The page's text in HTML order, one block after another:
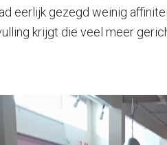
eerlijk gezegd weinig
krijgt die veel meer